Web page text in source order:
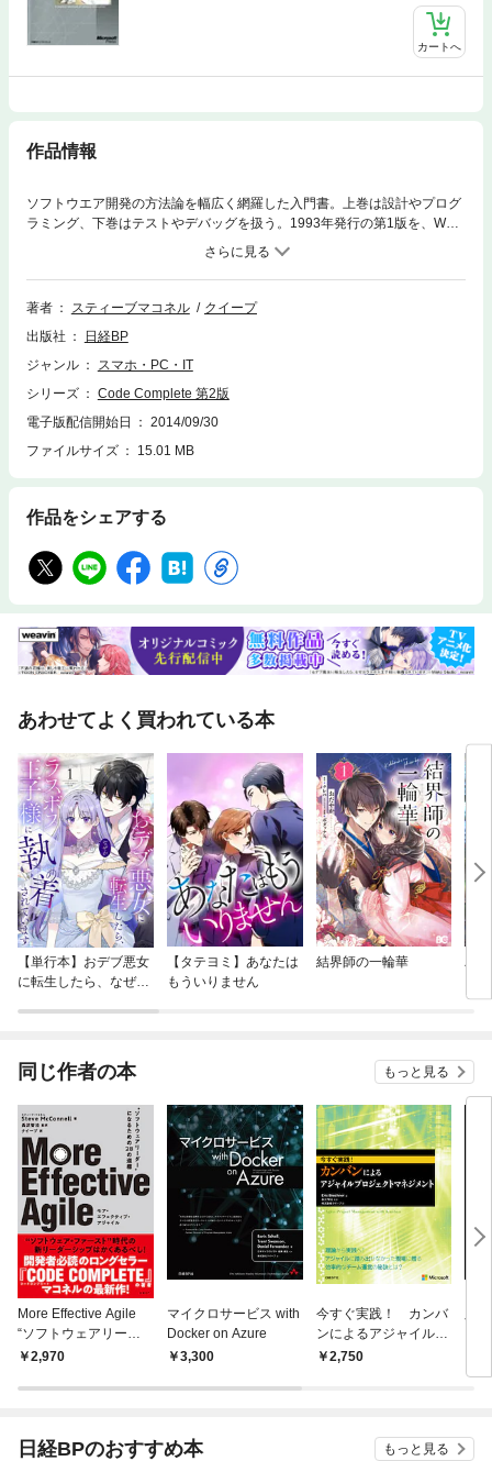
カートへ
作品情報
ソフトウエア開発の方法論を幅広く網羅した入門書。上巻は設計やプログ
ラミング、下巻はテストやデバッグを扱う。1993年発行の第1版を、Web
アプリケーションの普及などを踏まえて大幅に改定した。著者はソフトウ
エア工学の第一人者で、知識体系「SWEBOK」の構築を主導する。計120
0ページを超える大部だが、ソフト開発プロセスを建築設計にたとえるな
ど、難解になりがちな内容を分かりやすくまとめている。
著者 スティーブマコネル
クイープ
出版社
日経BP
ジャンル
スマホ・PC・IT
シリーズ
Code Complete 第2版
電子版配信開始日
2014/09/30
ファイルサイズ
15.01 MB
作品をシェアする
あわせてよく買われている本
【単行本】おデブ悪女
に転生したら、なぜか
【タテヨミ】あなたは
もういりません
結界師の一輪華
バ
今
同じ作者の本 もっと見る
More Effective Agile
“ソフトウェアリーダ
ー”になるための28の
2,970
マイクロサービス with
Docker on Azure
3,300
今すぐ実践！ カンバ
ンによるアジャイルプ
ロジェクトマネジメン
2,750
完
日経BPのおすすめ本 もっと見る